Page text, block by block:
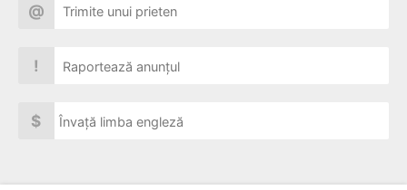
@ Trimite unui prieten
! Raportează anunțul
$ Învață limba engleză